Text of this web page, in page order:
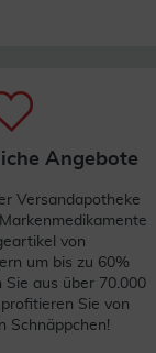
Angebote
Versandapotheke
von
um bis zu 60%
aus über 70.000
Sie von
Schnäppchen!